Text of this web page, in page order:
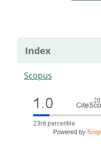
Index
Scopus